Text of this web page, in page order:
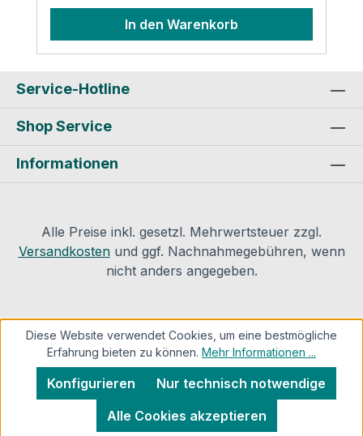
Auch den passenden Schraubereinsatz
bieten wir an. Weiteres Zubehör zur
Kontaktinformationen des Herstellers:
Goebel GmbH Mühlenstraße 2-4D -
40699 Erkrath E-mail: info@goebel-
shop.com
In den Warenkorb
Service-Hotline
Shop Service
Informationen
Alle Preise inkl. gesetzl. Mehrwertsteuer zzgl.
Versandkostenund ggf. Nachnahmegebühren, wenn
nicht anders angegeben.
Diese Website verwendet Cookies, um eine bestmögliche
Erfahrung bieten zu können. Mehr Informationen ...
Nur technisch notwendige
Konfigurieren
Alle Cookies akzeptieren